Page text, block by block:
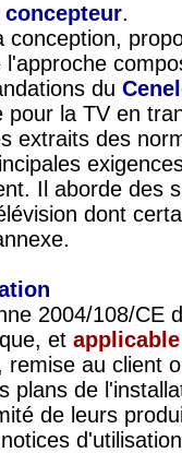
.
conception,
du
la TV en
extraits des
Il aborde des
dont
2004/108/CE
et
au client
plans de
de leurs